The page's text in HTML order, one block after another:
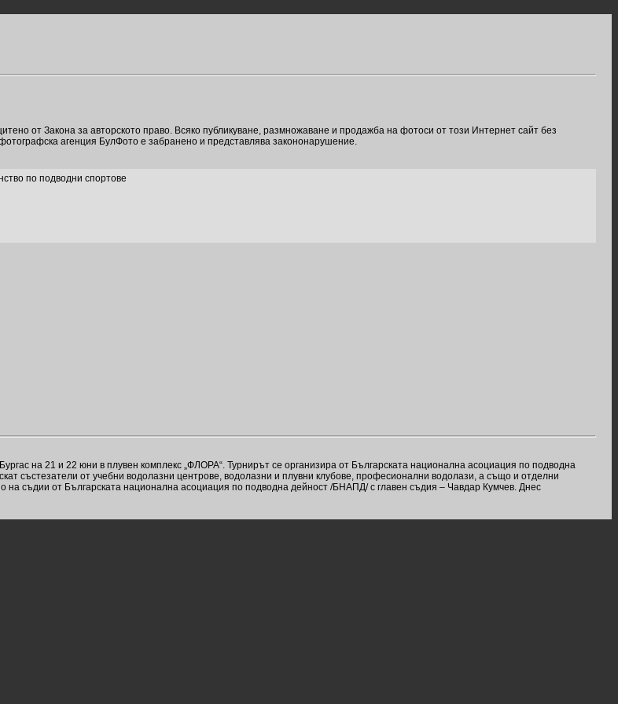
от Закона за авторското право. Всяко публикуване, размножаване и продажба на фотоси от този Интернет сайт без
агенция БулФото е забранено и представлява закононарушение.
по подводни спортове
на 21 и 22 юни в плувен комплекс „ФЛОРА“. Турнирът се организира от Българската национална асоциация по подводна
състезатели от учебни водолазни центрове, водолазни и плувни клубове, професионални водолази, а също и отделни
на съдии от Българската национална асоциация по подводна дейност /БНАПД/ с главен съдия – Чавдар Кумчев. Днес